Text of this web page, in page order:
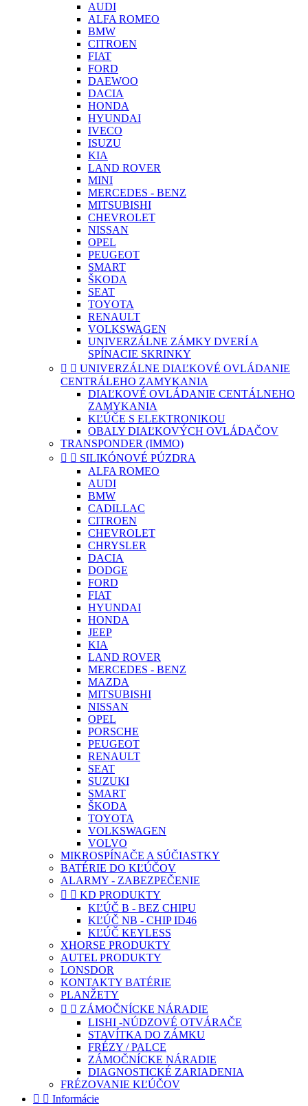
AUDI
ALFA ROMEO
BMW
CITROEN
FIAT
FORD
DAEWOO
DACIA
HONDA
HYUNDAI
IVECO
ISUZU
KIA
LAND ROVER
MINI
MERCEDES - BENZ
MITSUBISHI
CHEVROLET
NISSAN
OPEL
PEUGEOT
SMART
ŠKODA
SEAT
TOYOTA
RENAULT
VOLKSWAGEN
UNIVERZÁLNE ZÁMKY DVERÍ A
SPÍNACIE SKRINKY
  UNIVERZÁLNE DIAĽKOVÉ OVLÁDANIE
CENTRÁLEHO ZAMYKANIA
DIAĽKOVÉ OVLÁDANIE CENTÁLNEHO
ZAMYKANIA
KĽÚČE S ELEKTRONIKOU
OBALY DIAĽKOVÝCH OVLÁDAČOV
TRANSPONDER (IMMO)
  SILIKÓNOVÉ PÚZDRA
ALFA ROMEO
AUDI
BMW
CADILLAC
CITROEN
CHEVROLET
CHRYSLER
DACIA
DODGE
FORD
FIAT
HYUNDAI
HONDA
JEEP
KIA
LAND ROVER
MERCEDES - BENZ
MAZDA
MITSUBISHI
NISSAN
OPEL
PORSCHE
PEUGEOT
RENAULT
SEAT
SUZUKI
SMART
ŠKODA
TOYOTA
VOLKSWAGEN
VOLVO
MIKROSPÍNAČE A SÚČIASTKY
BATÉRIE DO KĽÚČOV
ALARMY - ZABEZPEČENIE
  KD PRODUKTY
KĽÚČ B - BEZ CHIPU
KĽÚČ NB - CHIP ID46
KĽÚČ KEYLESS
XHORSE PRODUKTY
AUTEL PRODUKTY
LONSDOR
KONTAKTY BATÉRIE
PLANŽETY
  ZÁMOČNÍCKE NÁRADIE
LISHI -NÚDZOVÉ OTVÁRAČE
STAVÍTKA DO ZÁMKU
FRÉZY / PALCE
ZÁMOČNÍCKE NÁRADIE
DIAGNOSTICKÉ ZARIADENIA
FRÉZOVANIE KĽÚČOV
  Informácie